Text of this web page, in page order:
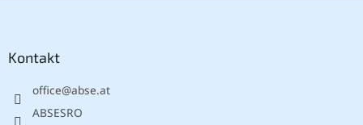
Kontakt
office@abse.at
ABSESRO